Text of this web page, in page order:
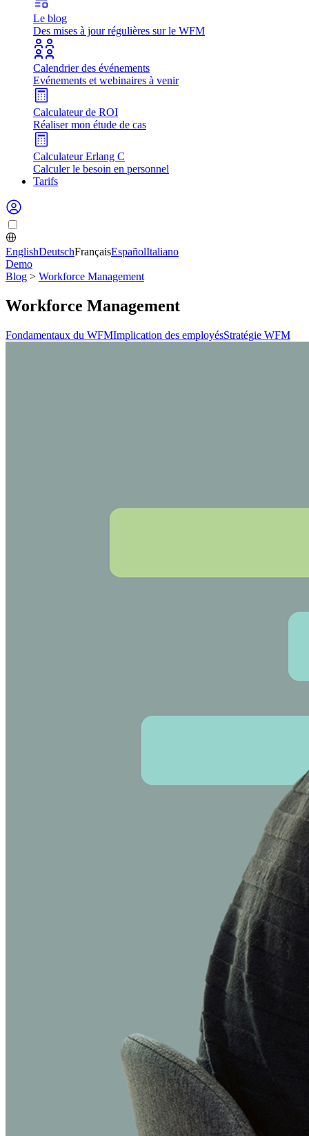
Le blog
Des mises à jour régulières sur le WFM
Calendrier des événements
Evénements et webinaires à venir
Calculateur de ROI
Réaliser mon étude de cas
Calculateur Erlang C
Calculer le besoin en personnel
Tarifs
EnglishDeutschFrançaisEspañolItaliano
Demo
Blog > Workforce Management
Workforce Management
Fondamentaux du WFMImplication des employésStratégie WFM